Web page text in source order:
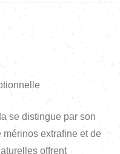
se distingue par son
extrafine et de
offrent